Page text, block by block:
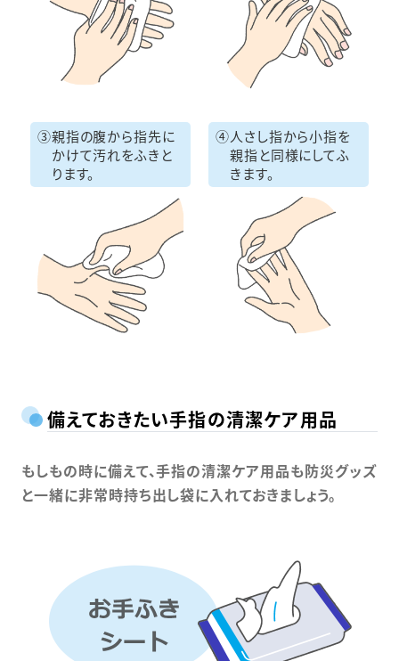
③親指の腹から指先に
かけて汚れをふきと
ります。
④人さし指から小指を
親指と同様にしてふ
きます。
備えておきたい手指の清潔ケア用品
もしもの時に備えて、手指の清潔ケア用品も防災グッズ
と一緒に非常時持ち出し袋に入れておきましょう。